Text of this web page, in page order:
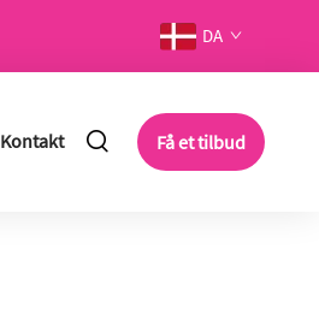
DA
Kontakt Få et tilbud